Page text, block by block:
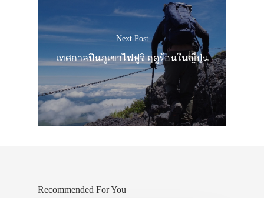
Next Post
เทศกาลปีนภูเขาไฟฟูจิ ฤดูร้อนในญี่ปุ่น
Recommended For You